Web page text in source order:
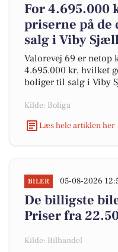
For 4.695.000
priserne på
salg i Viby
Valorevej 69 er
4.695.000 kr, hvilket
boliger til salg i Viby
Kilde: Boliga
Læs hele artiklen her
BILER 05-08-2026
De billigste
Priser fra
Kilde: Bilhandel